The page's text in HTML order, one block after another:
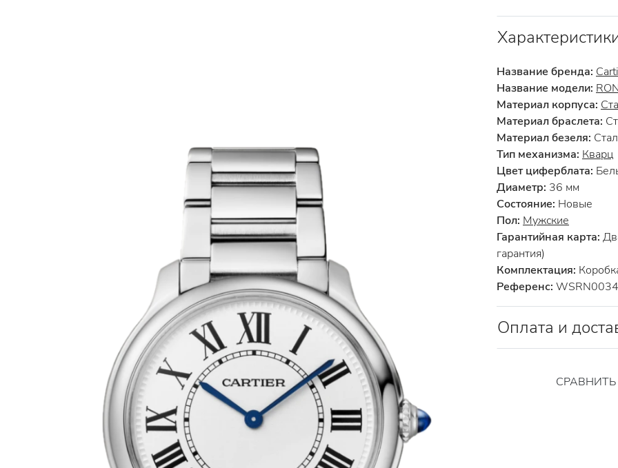
Название бренда:
Название модели:
Материал корпуса:
Материал браслета:
Материал безеля:
Тип механизма: Кварц
Цвет циферблата:
Диаметр: 36 мм
Состояние: Новые
Пол: Мужские
Гарантийная карта:
гарантия)
Комплектация:
Референс: WSRN0034
Оплата и
СРАВНИТЬ